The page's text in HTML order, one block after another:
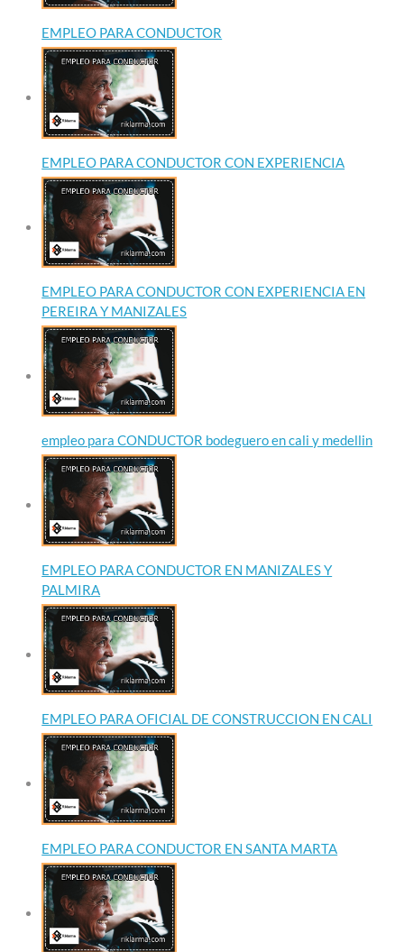
EMPLEO PARA CONDUCTOR
EMPLEO PARA CONDUCTOR CON EXPERIENCIA
EMPLEO PARA CONDUCTOR CON EXPERIENCIA EN
PEREIRA Y MANIZALES
empleo para CONDUCTOR bodeguero en cali y medellin
EMPLEO PARA CONDUCTOR EN MANIZALES Y
PALMIRA
EMPLEO PARA OFICIAL DE CONSTRUCCION EN CALI
EMPLEO PARA CONDUCTOR EN SANTA MARTA